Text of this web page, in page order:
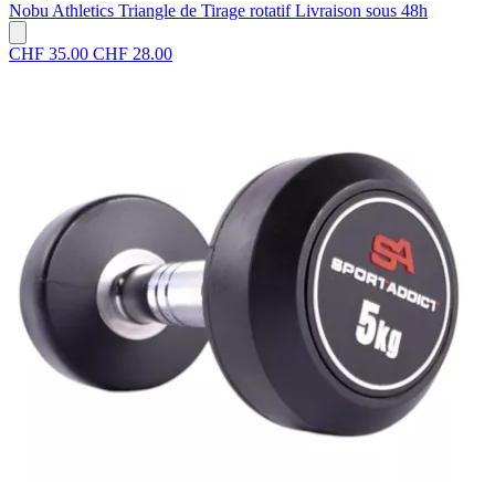
Nobu Athletics Triangle de Tirage rotatif Livraison sous 48h
CHF 35.00 CHF 28.00